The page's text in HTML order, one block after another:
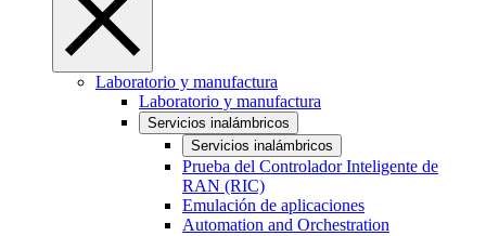
Laboratorio y manufactura
Laboratorio y manufactura
Servicios inalámbricos
Servicios inalámbricos
Prueba del Controlador Inteligente de
RAN (RIC)
Emulación de aplicaciones
Automation and Orchestration